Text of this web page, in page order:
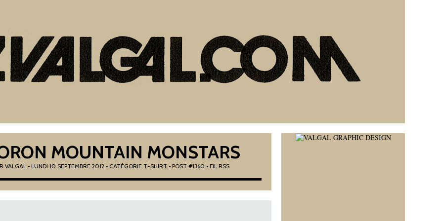
MOUNTAIN MONSTARS
VALGAL• LUNDI 10 SEPTEMBRE 2012 • CATÉGORIE T-SHIRT • POST #1360 • FIL RSS